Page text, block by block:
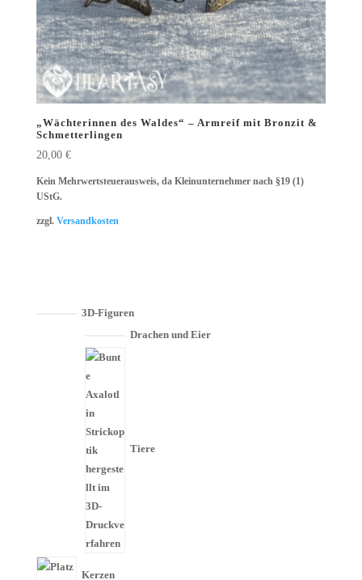
„Wächterinnen des Waldes“ – Armreif mit Bronzit &
Schmetterlingen
20,00 €
Kein Mehrwertsteuerausweis, da Kleinunternehmer nach §19 (1)
UStG.
zzgl. Versandkosten
3D-Figuren
Drachen und Eier
Tiere
Kerzen